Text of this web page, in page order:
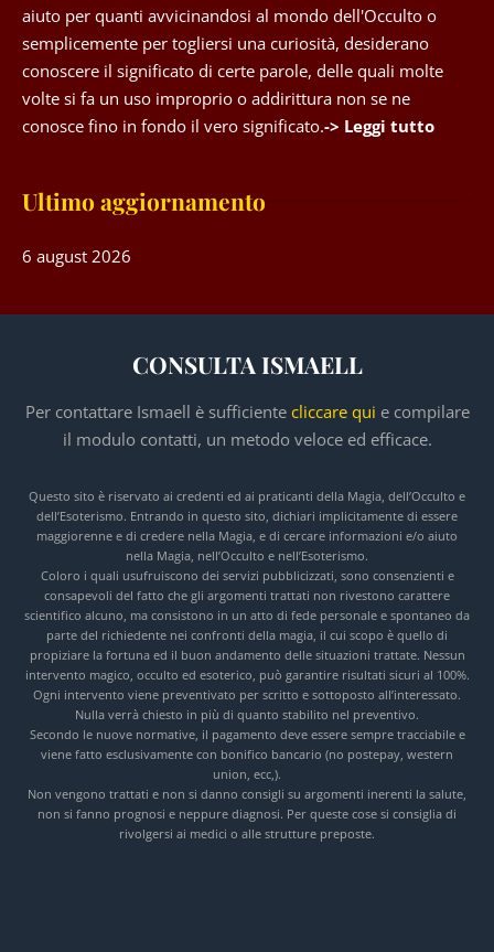
aiuto per quanti avvicinandosi al mondo dell'Occulto o
semplicemente per togliersi una curiosità, desiderano
conoscere il significato di certe parole, delle quali molte
volte si fa un uso improprio o addirittura non se ne
conosce fino in fondo il vero significato.-> Leggi tutto
Ultimo aggiornamento
6 august 2026
CONSULTA ISMAELL
Per contattare Ismaell è sufficiente cliccare qui e compilare
il modulo contatti, un metodo veloce ed efficace.
Questo sito è riservato ai credenti ed ai praticanti della Magia, dell’Occulto e
dell’Esoterismo. Entrando in questo sito, dichiari implicitamente di essere
maggiorenne e di credere nella Magia, e di cercare informazioni e/o aiuto
nella Magia, nell’Occulto e nell’Esoterismo.
Coloro i quali usufruiscono dei servizi pubblicizzati, sono consenzienti e
consapevoli del fatto che gli argomenti trattati non rivestono carattere
scientifico alcuno, ma consistono in un atto di fede personale e spontaneo da
parte del richiedente nei confronti della magia, il cui scopo è quello di
propiziare la fortuna ed il buon andamento delle situazioni trattate. Nessun
intervento magico, occulto ed esoterico, può garantire risultati sicuri al 100%.
Ogni intervento viene preventivato per scritto e sottoposto all’interessato.
Nulla verrà chiesto in più di quanto stabilito nel preventivo.
Secondo le nuove normative, il pagamento deve essere sempre tracciabile e
viene fatto esclusivamente con bonifico bancario (no postepay, western
union, ecc,).
Non vengono trattati e non si danno consigli su argomenti inerenti la salute,
non si fanno prognosi e neppure diagnosi. Per queste cose si consiglia di
rivolgersi ai medici o alle strutture preposte.